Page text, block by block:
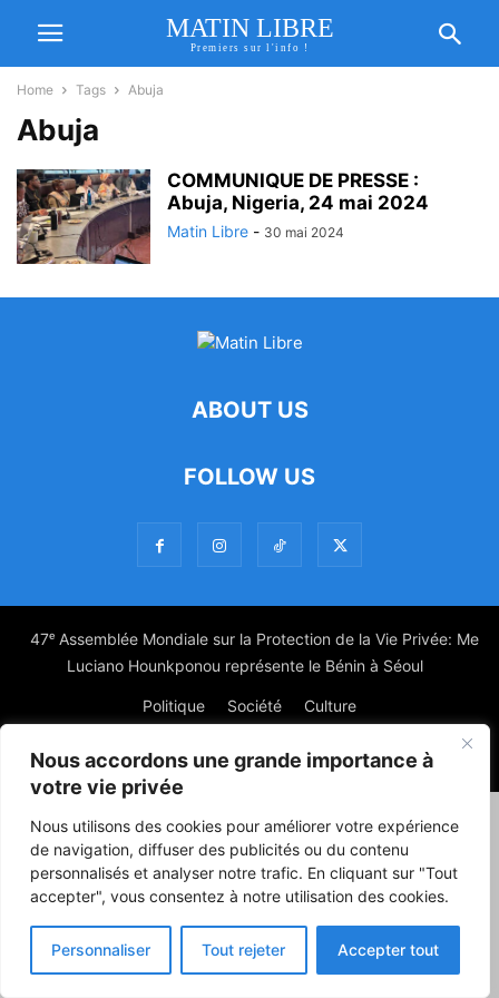
Nous accordons une grande importance à
votre vie privée
Nous utilisons des cookies pour améliorer votre expérience
de navigation, diffuser des publicités ou du contenu
personnalisés et analyser notre trafic. En cliquant sur "Tout
accepter", vous consentez à notre utilisation des cookies.
Personnaliser Tout rejeter Accepter tout
MATIN LIBRE
Premiers sur l'info !
Home Tags Abuja
Abuja
COMMUNIQUE DE PRESSE :
Abuja, Nigeria, 24 mai 2024
Matin Libre - 30 mai 2024
ABOUT US
FOLLOW US
47ᵉ Assemblée Mondiale sur la Protection de la Vie Privée: Me
Luciano Hounkponou représente le Bénin à Séoul
Politique Société Culture
© Powered by digitXplus Francophone